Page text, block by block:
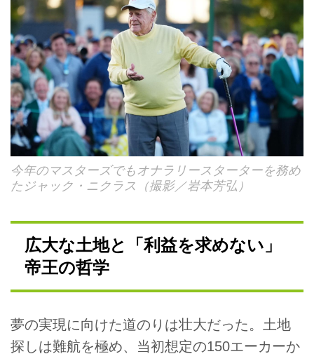
今年のマスターズでもオナラリースターターを務め
たジャック・ニクラス（撮影／岩本芳弘）
広大な土地と「利益を求めない」
帝王の哲学
夢の実現に向けた道のりは壮大だった。土地
探しは難航を極め、当初想定の150エーカーか